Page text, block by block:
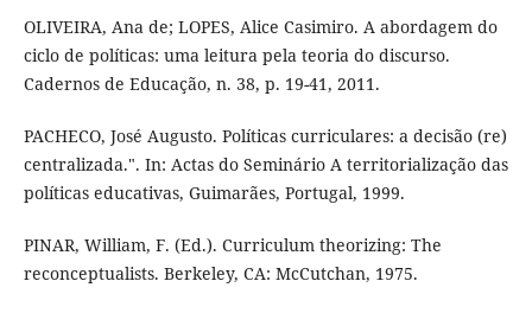
OLIVEIRA, Ana de; LOPES, Alice Casimiro. A abordagem do
ciclo de políticas: uma leitura pela teoria do discurso.
Cadernos de Educação, n. 38, p. 19-41, 2011.
PACHECO, José Augusto. Políticas curriculares: a decisão (re)
centralizada.". In: Actas do Seminário A territorialização das
políticas educativas, Guimarães, Portugal, 1999.
PINAR, William, F. (Ed.). Curriculum theorizing: The
reconceptualists. Berkeley, CA: McCutchan, 1975.